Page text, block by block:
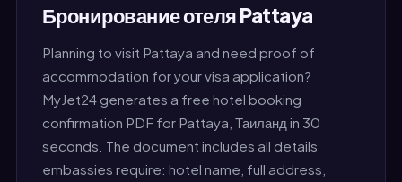
Бронирование отеля Pattaya
Planning to visit Pattaya and need proof of
accommodation for your visa application?
MyJet24 generates a free hotel booking
confirmation PDF for Pattaya, Таиланд in 30
seconds. The document includes all details
embassies require: hotel name, full address,